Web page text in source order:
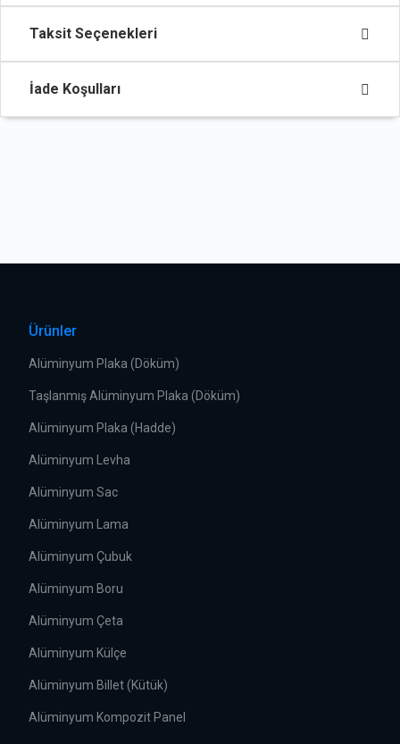
Taksit Seçenekleri
İade Koşulları
Ürünler
Alüminyum Plaka (Döküm)
Taşlanmış Alüminyum Plaka (Döküm)
Alüminyum Plaka (Hadde)
Alüminyum Levha
Alüminyum Sac
Alüminyum Lama
Alüminyum Çubuk
Alüminyum Boru
Alüminyum Çeta
Alüminyum Külçe
Alüminyum Billet (Kütük)
Alüminyum Kompozit Panel